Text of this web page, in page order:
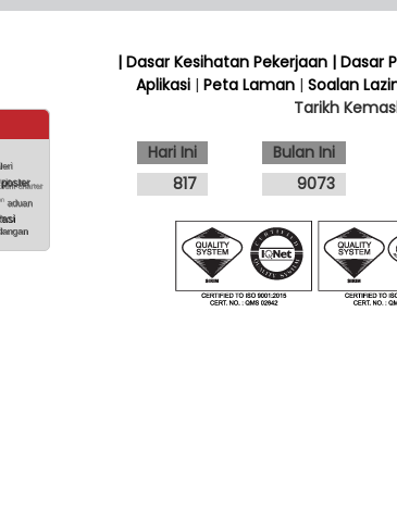
| Dasar Kesihatan Pekerjaan | Dasar
Aplikasi |Peta Laman |Soalan
Tarikh
Hari Ini
817
Bulan Ini
9073